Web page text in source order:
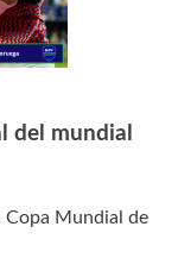
del mundial
Copa Mundial de